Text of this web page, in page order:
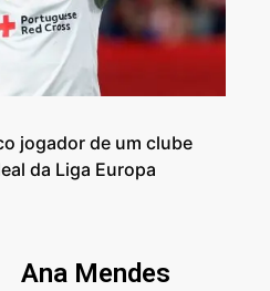
jogador de um clube
da Liga Europa
Ana Mendes